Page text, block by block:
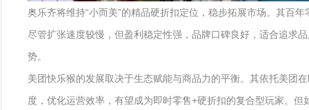
奥乐齐将维持“小而美”的精品硬折扣定位，稳步拓展市场。其百
尽管扩张速度较慢，但盈利稳定性强，品牌口碑良好，适合追求
势。
美团快乐猴的发展取决于生态赋能与商品力的平衡。其依托美团
度，优化运营效率，有望成为即时零售+硬折扣的复合型玩家。